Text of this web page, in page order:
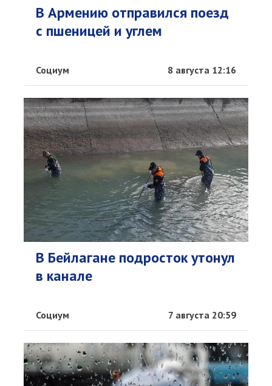
В Армению отправился поезд
с пшеницей и углем
Социум 8 августа 12:16
В Бейлагане подросток утонул
в канале
Социум 7 августа 20:59